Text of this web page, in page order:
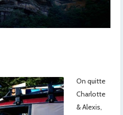
On quitte
Charlotte
& Alexis,